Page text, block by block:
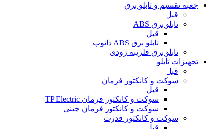
جعبه تقسیم و تابلو برق
قبل
تابلو برق ABS
قبل
تابلو برق ABS دانوب
تابلو برق فلزیبه زودی
تجهیزات تابلو
قبل
سوکت و کانکتور فرمان
قبل
سوکت و کانکتور فرمان TP Electric
سوکت و کانکتور فرمان چینی
سوکت و کانکتور قدرت
قبل